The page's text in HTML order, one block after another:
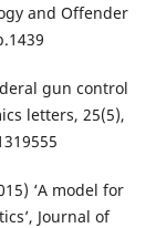
and Offender
gun control
letters, 25(5),
‘A model for
Journal of